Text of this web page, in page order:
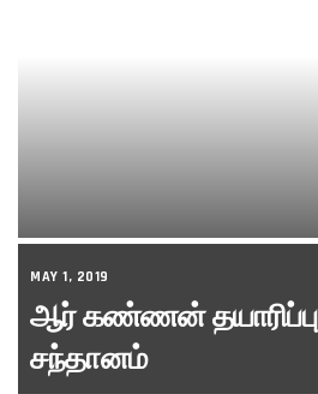
MAY 1, 2019
ஆர் கண்ணன்
சந்தானம்